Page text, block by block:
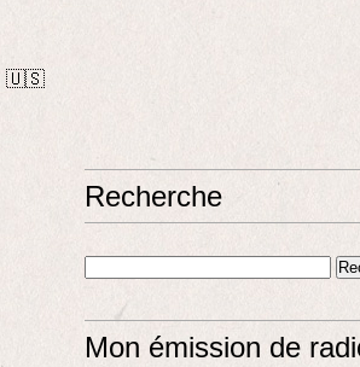
🇺🇸
Recherche
Mon émission de